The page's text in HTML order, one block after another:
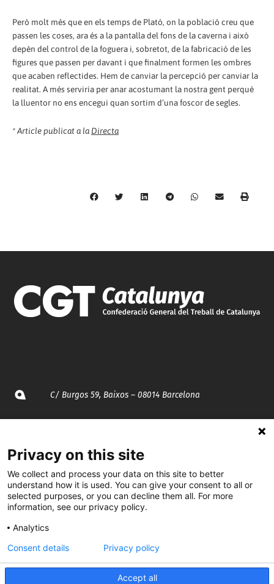
Però molt més que en els temps de Plató, on la població creu que
passen les coses, ara és a la pantalla del fons de la caverna i això
depèn del control de la foguera i, sobretot, de la fabricació de les
figures que passen per davant i que finalment formen les ombres
que acaben reflectides. Hem de canviar la percepció per canviar la
realitat. A més serviria per anar acostumant la nostra gent perquè
la lluentor no ens encegui quan sortim d’una foscor de segles.
* Article publicat a la Directa
C/ Burgos 59, Baixos – 08014 Barcelona
935 120 481
@CGTCatalunya
cgtcatalunya
Privacy on this site
We collect and process your data on this site to better
understand how it is used. You can give your consent to all or
selected purposes, or you can decline them all. For more
information, see our privacy policy.
Analytics
Accept all
Consent details Privacy policy